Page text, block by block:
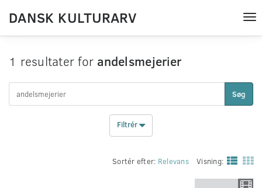
DANSK KULTURARV
1 resultater for andelsmejerier
Søg
Filtrér
Sortér efter: Relevans Visning: